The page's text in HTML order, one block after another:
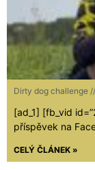
Dirty dog challenge
[ad_1] [fb_vid
příspěvek na
CELÝ ČLÁNEK »